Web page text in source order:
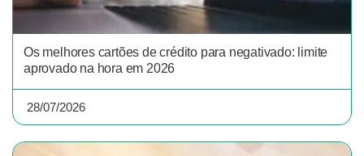
Os melhores cartões de crédito para negativado: limite
aprovado na hora em 2026
28/07/2026